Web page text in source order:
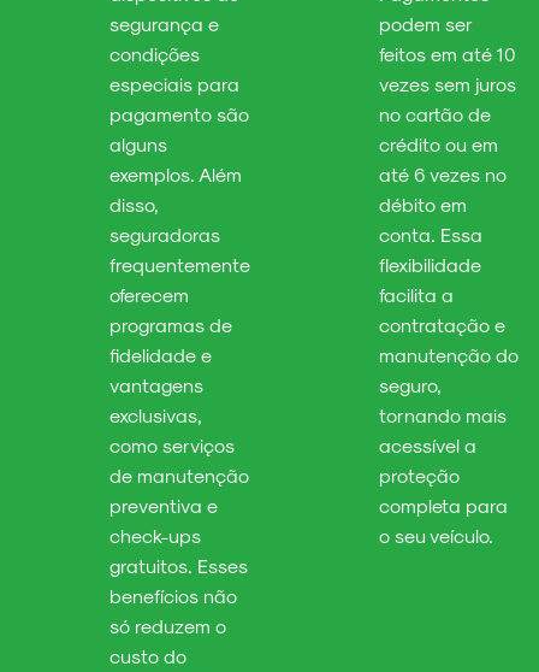
segurança e
condições
especiais para
pagamento são
alguns
exemplos. Além
disso,
seguradoras
frequentemente
oferecem
programas de
fidelidade e
vantagens
exclusivas,
como serviços
de manutenção
preventiva e
check-ups
gratuitos. Esses
benefícios não
só reduzem o
custo do
podem ser
feitos em até 10
vezes sem juros
no cartão de
crédito ou em
até 6 vezes no
débito em
conta. Essa
flexibilidade
facilita a
contratação e
manutenção do
seguro,
tornando mais
acessível a
proteção
completa para
o seu veículo.